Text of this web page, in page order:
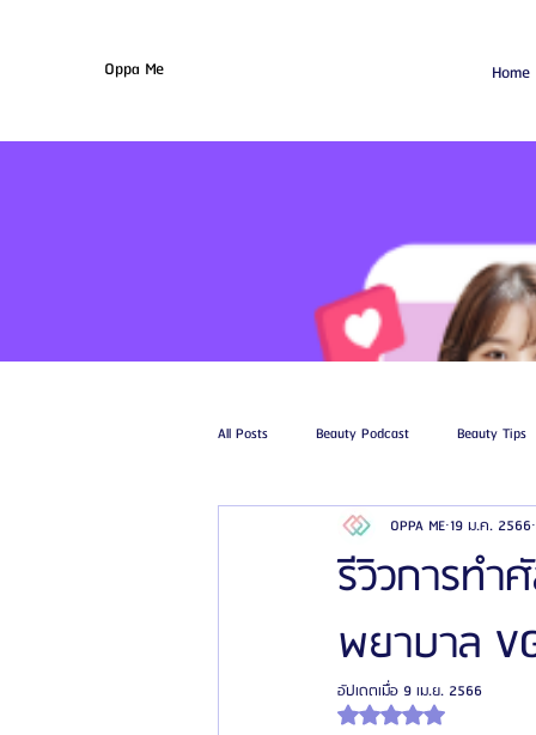
Home
Oppa Me
All Posts Beauty Podcast Beauty Tips
รีวิวศัลยกรรมฉีดไขมัน รีวิวศัลยกรรมดู
โรงพยาบ
รีวิวศัลยกรรมผู้ชาย โรงพยาบาลศัลยกร
รีวิวการทำ
พยาบาล
OPPA ME 19 ม.ค. 2566
อัปเดตเมื่อ 9 เม.ย. 2566
ได้รับ NaN เต็ม 5 ดาว